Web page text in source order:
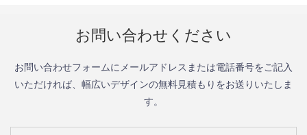
お問い合わせください
お問い合わせフォームにメールアドレスまたは電話番号をご記入
いただければ、幅広いデザインの無料見積もりをお送りいたしま
す。